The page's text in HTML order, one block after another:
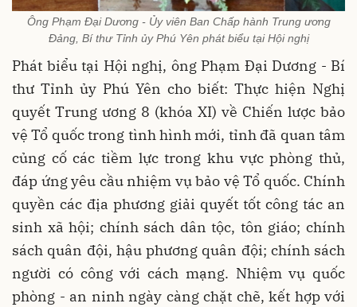
Ông Phạm Đại Dương - Ủy viên Ban Chấp hành Trung ương
Đảng, Bí thư Tỉnh ủy Phú Yên phát biểu tại Hội nghị
Phát biểu tại Hội nghị, ông Phạm Đại Dương - Bí
thư Tỉnh ủy Phú Yên cho biết: Thực hiện Nghị
quyết Trung ương 8 (khóa XI) về Chiến lược bảo
vệ Tổ quốc trong tình hình mới, tỉnh đã quan tâm
củng cố các tiềm lực trong khu vực phòng thủ,
đáp ứng yêu cầu nhiệm vụ bảo vệ Tổ quốc. Chính
quyền các địa phương giải quyết tốt công tác an
sinh xã hội; chính sách dân tộc, tôn giáo; chính
sách quân đội, hậu phương quân đội; chính sách
người có công với cách mạng. Nhiệm vụ quốc
phòng - an ninh ngày càng chặt chẽ, kết hợp với